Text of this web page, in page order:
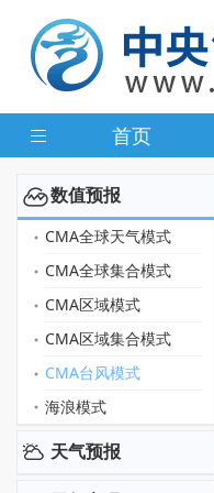
首页
数值预报
CMA全球天气模式
CMA全球集合模式
CMA区域模式
CMA区域集合模式
CMA台风模式
海浪模式
天气预报